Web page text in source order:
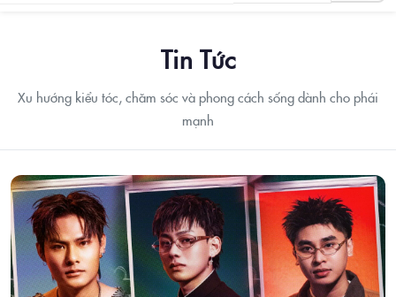
Tin Tức
Xu hướng kiểu tóc, chăm sóc và phong cách sống dành cho phái
mạnh